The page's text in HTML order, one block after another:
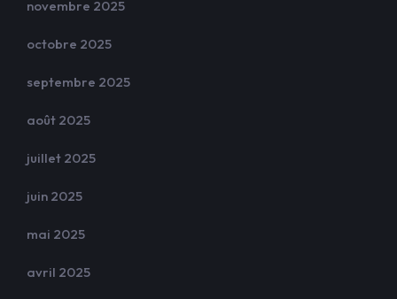
novembre 2025
octobre 2025
septembre 2025
août 2025
juillet 2025
juin 2025
mai 2025
avril 2025